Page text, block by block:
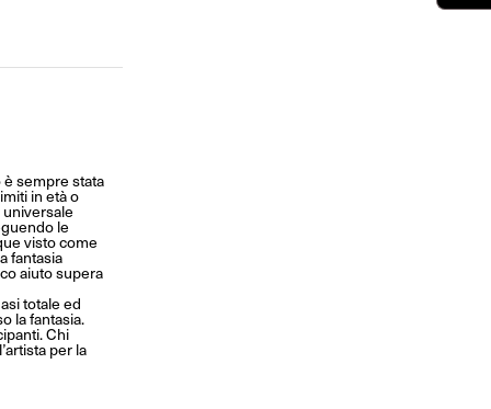
è sempre stata
in età o
le
visto come
fantasia
aiuto supera
totale ed
la fantasia.
Chi
per la